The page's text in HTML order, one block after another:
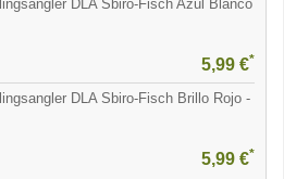
DLA Sbiro-Fisch Azul Blanco
5,99 €*
DLA Sbiro-Fisch Brillo Rojo -
5,99 €*